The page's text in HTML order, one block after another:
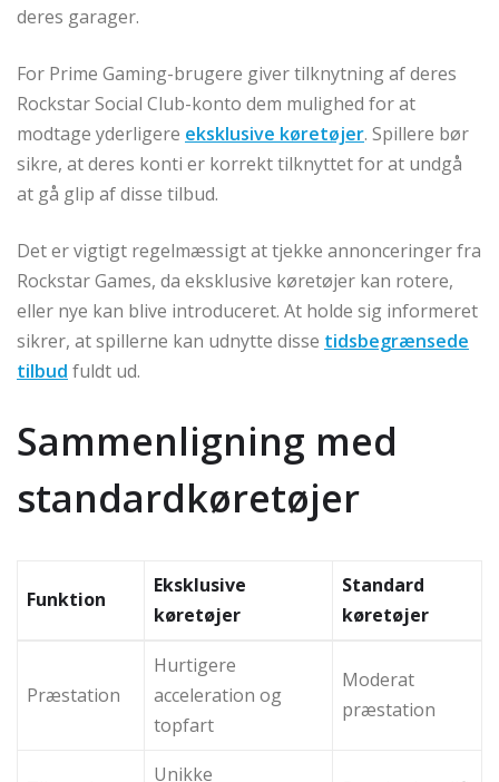
deres garager.
For Prime Gaming-brugere giver tilknytning af deres
Rockstar Social Club-konto dem mulighed for at
modtage yderligere eksklusive køretøjer. Spillere bør
sikre, at deres konti er korrekt tilknyttet for at undgå
at gå glip af disse tilbud.
Det er vigtigt regelmæssigt at tjekke annonceringer fra
Rockstar Games, da eksklusive køretøjer kan rotere,
eller nye kan blive introduceret. At holde sig informeret
sikrer, at spillerne kan udnytte disse tidsbegrænsede
tilbud fuldt ud.
Sammenligning med
standardkøretøjer
Funktion
Eksklusive
køretøjer
Standard
køretøjer
Præstation
Hurtigere
acceleration og
topfart
Moderat
præstation
Unikke